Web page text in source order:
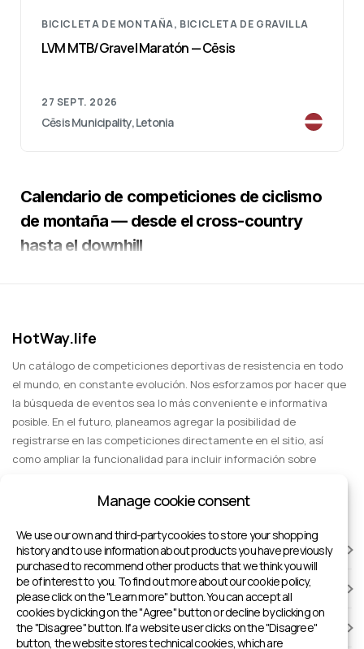
BICICLETA DE MONTAÑA, BICICLETA DE GRAVILLA
LVM MTB/Gravel Maratón — Cēsis
27 SEPT. 2026
Cēsis Municipality, Letonia
Calendario de competiciones de ciclismo
de montaña — desde el cross-country
hasta el downhill
cross-country, downhill y mountain bike, además de
carreras donde los participantes deben superar tanto
obstáculos naturales como elementos artificiales en
el recorrido. Independientemente de tu nivel, cada
ciclista encontrará una competición adecuada para
él. Si deseas desafiarte en condiciones extremas o
del ciclismo de montaña, aquí puedes encontrar la
HotWay.life
Un catálogo de competiciones deportivas de resistencia en todo
el mundo, en constante evolución. Nos esforzamos por hacer que
la búsqueda de eventos sea lo más conveniente e informativa
posible. En el futuro, planeamos agregar la posibilidad de
registrarse en las competiciones directamente en el sitio, así
como ampliar la funcionalidad para incluir información sobre
CARRERAS
INSTALACIONES DEPORTIVAS
AÑADIR A HOTWAY.LIFE
Manage cookie consent
We use our own and third-party cookies to store your shopping
history and to use information about products you have previously
purchased to recommend other products that we think you will
be of interest to you. To find out more about our cookie policy,
please click on the "Learn more" button. You can accept all
cookies by clicking on the "Agree" button or decline by clicking on
the "Disagree" button. If a website user clicks on the "Disagree"
button, the website stores technical cookies, which are